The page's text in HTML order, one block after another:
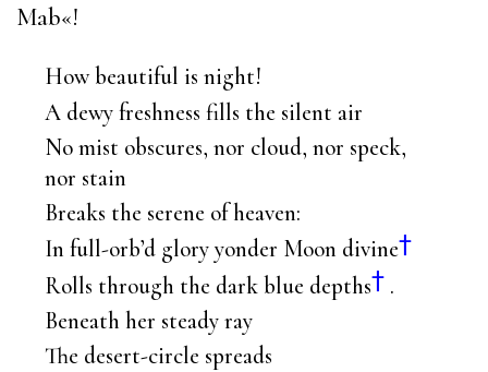
Mab«!
How beautiful is night!
A dewy freshness fills the silent air
No mist obscures, nor cloud, nor speck,
nor stain
Breaks the serene of heaven:
In full-orb’d glory yonder Moon divine†
Rolls through the dark blue depths† .
Beneath her steady ray
The desert-circle spreads